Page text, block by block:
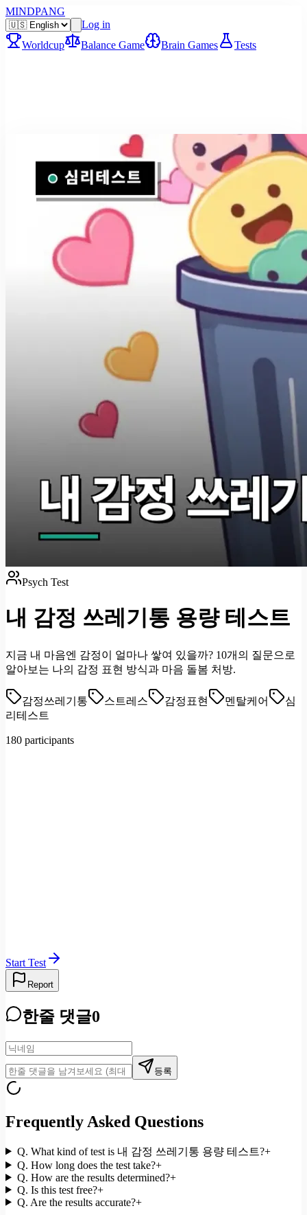
MINDPANG
Log in
Worldcup
Balance Game Brain Games Tests
Psych Test
내 감정 쓰레기통 용량 테스트
지금 내 마음엔 감정이 얼마나 쌓여 있을까? 10개의 질문으로
알아보는 나의 감정 표현 방식과 마음 돌봄 처방.
감정쓰레기통 스트레스 감정표현 멘탈케어
심
리테스트
180 participants
Start Test
Report
한줄 댓글0
등록
Frequently Asked Questions
Q. What kind of test is 내 감정 쓰레기통 용량 테스트?+
Q. How long does the test take?+
Q. How are the results determined?+
Q. Is this test free?+
Q. Are the results accurate?+